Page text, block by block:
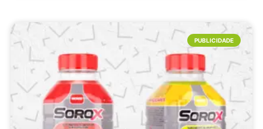
PUBLICIDADE